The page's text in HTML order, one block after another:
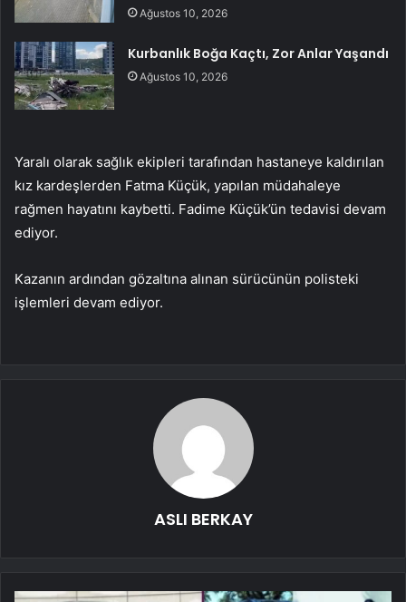
Ağustos 10, 2026
Kurbanlık Boğa Kaçtı, Zor Anlar Yaşandı
Ağustos 10, 2026
Yaralı olarak sağlık ekipleri tarafından hastaneye kaldırılan
kız kardeşlerden Fatma Küçük, yapılan müdahaleye
rağmen hayatını kaybetti. Fadime Küçük’ün tedavisi devam
ediyor.
Kazanın ardından gözaltına alınan sürücünün polisteki
işlemleri devam ediyor.
ASLI BERKAY